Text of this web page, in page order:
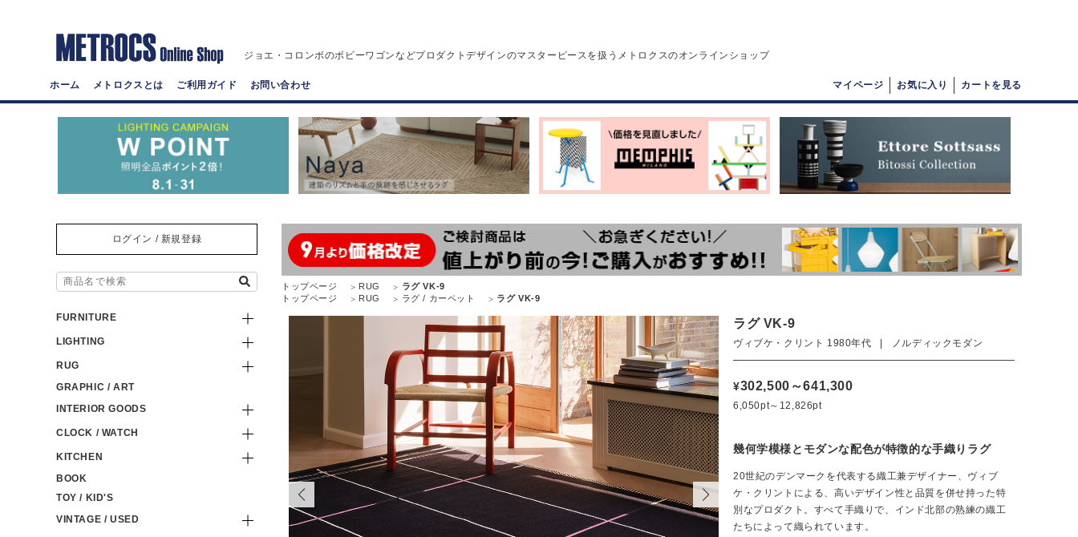
ジョエ・コロンボのボビーワゴンなどプロダクトデザインのマスターピースを扱うメトロクスのオンラインショップ
ホーム メトロクスとは ご利用ガイド お問い合わせ マイページ お気に入り カートを見る
ログイン / 新規登録
FURNITURE
LIGHTING
RUG
GRAPHIC / ART
INTERIOR GOODS
CLOCK / WATCH
KITCHEN
BOOK
TOY / KID'S
VINTAGE / USED
トップページ RUG
ラグ VK-9
トップページ
RUG ラグ / カーペット ラグ VK-9
ラグ VK-9
ヴィブケ・クリント 1980年代 | ノルディックモダン
¥302,500～641,300
6,050pt～12,826pt
幾何学模様とモダンな配色が特徴的な手織りラグ
20世紀のデンマークを代表する織工兼デザイナー、ヴィブ
ケ・クリントによる、高いデザイン性と品質を併せ持った特
別なプロダクト。すべて手織りで、インド北部の熟練の織工
たちによって織られています。